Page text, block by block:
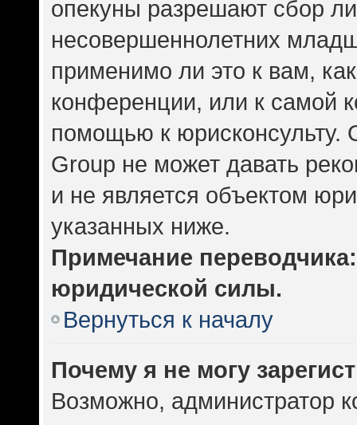
опекуны разрешают сбор
несовершеннолетних
применимо ли это к вам,
конференции, или к самой
помощью к юрисконсульту.
Group не может давать
и не является объектом
указанных ниже.
Примечание
юридической силы.
Вернуться к началу
Почему я не могу
Возможно, администратор